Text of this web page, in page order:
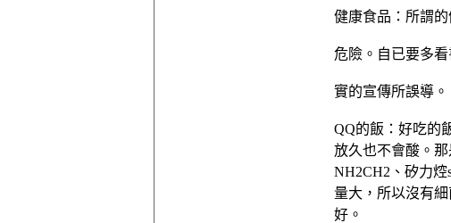
健康食品：所謂
危險。自已要多
實的宣傳所誤導。
QQ的飯：好吃的
放久也不會酸。
NH2CH2、矽力
量大，所以沒有
好。